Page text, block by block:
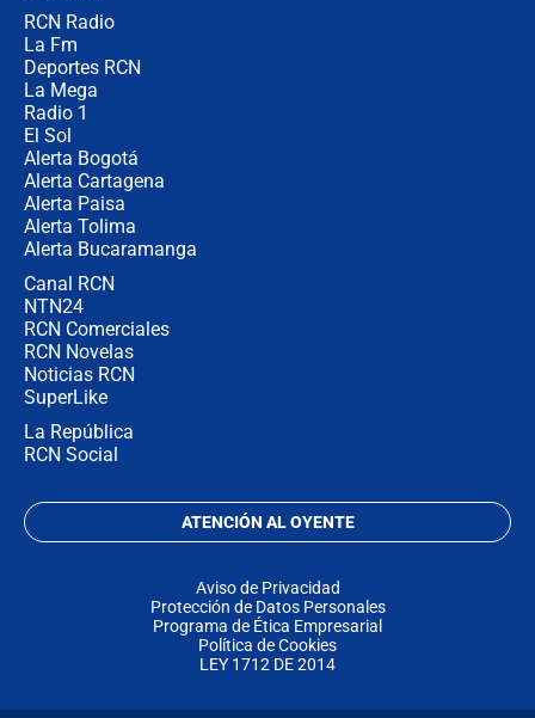
RCN Radio
La Fm
Deportes RCN
La Mega
Radio 1
El Sol
Alerta Bogotá
Alerta Cartagena
Alerta Paisa
Alerta Tolima
Alerta Bucaramanga
Canal RCN
NTN24
RCN Comerciales
RCN Novelas
Noticias RCN
SuperLike
La República
RCN Social
ATENCIÓN AL OYENTE
Aviso de Privacidad
Protección de Datos Personales
Programa de Ética Empresarial
Política de Cookies
LEY 1712 DE 2014